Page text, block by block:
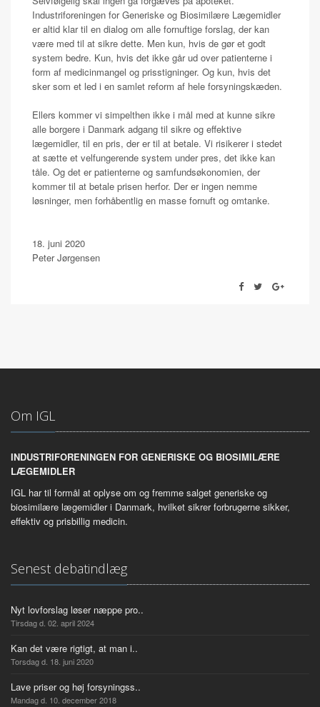
Industriforeningen for Generiske og Biosimilære Lægemidler
er altid klar til en dialog om alle fornuftige forslag, der kan
være med til at sikre dette. Men kun, hvis de gør et godt
system bedre. Kun, hvis det ikke går ud over patienterne i
form af medicinmangel og prisstigninger. Og kun, hvis det
sker som et led i en samlet reform af hele forsyningskæden.
Ellers kommer vi simpelthen ikke i mål med at kunne sikre
alle borgere i Danmark adgang til sikre og effektive
lægemidler, til en pris, der er til at betale. Vi risikerer i stedet
at sætte et velfungerende system under pres, det ikke kan
tåle. Og det er patienterne og samfundsøkonomien, der
kommer til at betale prisen herfor. Der er ingen nemme
løsninger, men forhåbentlig en masse fornuft og omtanke.
18. juni 2020
Peter Jørgensen
Om IGL
INDUSTRIFORENINGEN FOR GENERISKE OG BIOSIMILÆRE
LÆGEMIDLER
IGL har til formål at oplyse om og fremme salget generiske og
biosimilære lægemidler i Danmark, hvilket sikrer forbrugerne sikker,
effektiv og prisbillig medicin.
Senest debatindlæg
Nyt lovforslag løser næppe pro..
Tirsdag d. 02. april 2024
Kan det være rigtigt, at man i..
Torsdag d. 18. juni 2020
Lave priser og høj forsyningss..
Mandag d. 10. december 2018